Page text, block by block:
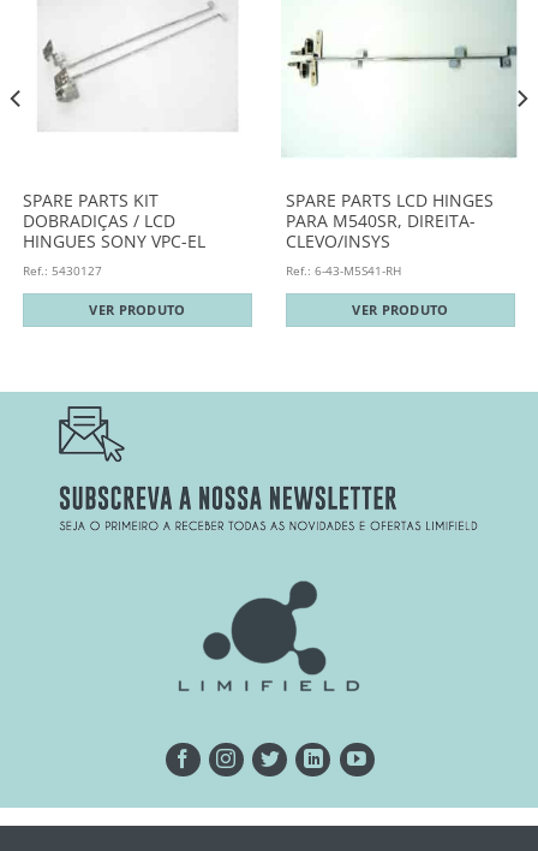
SPARE PARTS KIT
DOBRADIÇAS / LCD
HINGUES SONY VPC-EL
Ref.: 5430127
VER PRODUTO
SPARE PARTS LCD HINGES
PARA M540SR, DIREITA-
CLEVO/INSYS
Ref.: 6-43-M5S41-RH
VER PRODUTO